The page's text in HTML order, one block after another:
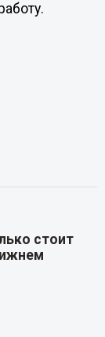
стоит